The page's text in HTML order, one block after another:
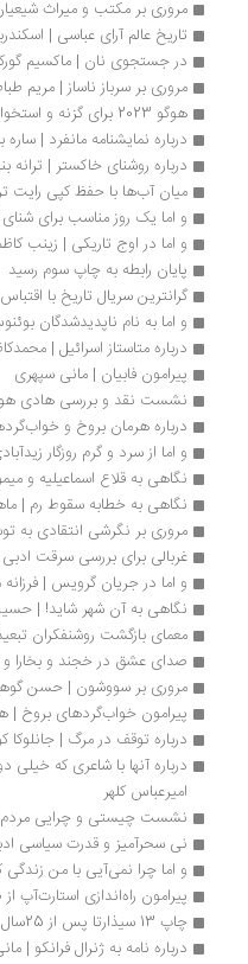
مروری بر مکتب و میراث شیعیان ری |
تاریخ عالم آرای عباسی | اسکندربیگ
در جستجوی نان | ماکسیم گورکی
مروری بر سرباز ناساز | مریم طباطبایی‌ها
هوگو 2023 برای گزنه و استخوان
درباره نمایشنامه مانفرد | ساره بهروزی
درباره روشنای خاکستر | ترانه
میان آب‌ها با حفظ کپی رایت ترجمه
و اما یک روز مناسب برای شنای
و اما در اوج تاریکی | زینب کاظم‌خواه
پایان رابطه به چاپ سوم رسید
گرانترین سریال تاریخ با اقتباس از
و اما به‌ نام ناپدیدشدگان
درباره متاستاز اسرائیل | محمدکاظم
پیرامون فابیان | مانی سپهری
نشست نقد و بررسی هادی هوری
درباره هرمان بروخ و خواب‌گردها |
و اما از سرد و گرم روزگار زیدآبادی |
نگاهی به قلاع اسماعیلیه و میمون ‌دژ
نگاهی به خطابه سقوط رم | ماهان
مروری بر نگرشی انتقادی به توسعه
غربالی برای بررسی سرقت ادبی و
و اما در جریان گرویس | فرزانه محمدی‌
نگاهی به آن شهر شاید! | حسین
معمای بازگشت روشنفکران تبعیدی و
صدای عشق در خجند و بخارا و خرم
مروری بر سووشون | حسن گوهرپور
پیرامون خواب‌گردهای بروخ | هانا
درباره توقف در مرگ | جانلوکا کورادو
امیرعباس کلهر
نشست چیستی و چرایی
نی سحرآمیز و قدرت سیاسی ادبیات |
و اما چرا نمی‌آیی با من زندگی
پیرامون راه‌اندازی استارت‌آپ از
چاپ 13 سیذارتا پس از 25سال
درباره نامه به ژنرال فرانکو | مانی